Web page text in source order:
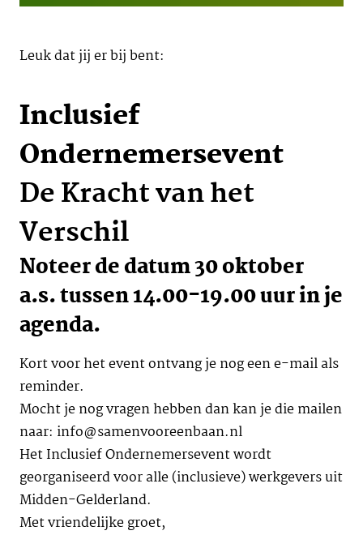
Leuk dat jij er bij bent:
Inclusief
Ondernemersevent
De Kracht van het
Verschil
Noteer de datum 30 oktober
a.s. tussen 14.00-19.00 uur in je
agenda.
Kort voor het event ontvang je nog een e-mail als
reminder.
Mocht je nog vragen hebben dan kan je die mailen
naar: info@samenvooreenbaan.nl
Het Inclusief Ondernemersevent wordt
georganiseerd voor alle (inclusieve) werkgevers uit
Midden-Gelderland.
Met vriendelijke groet,